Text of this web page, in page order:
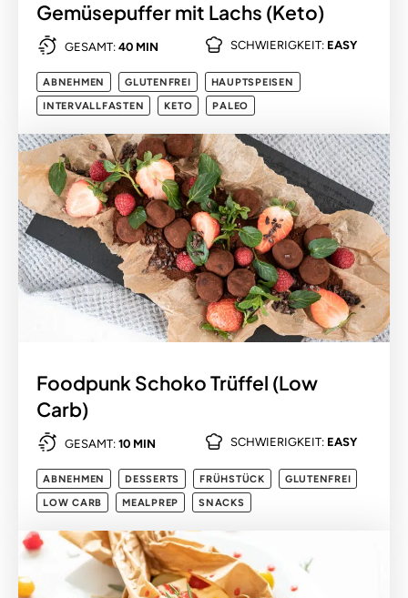
Gemüsepuffer mit Lachs (Keto)
GESAMT: 40 MIN SCHWIERIGKEIT: EASY
ABNEHMEN GLUTENFREI
HAUPTSPEISEN
INTERVALLFASTEN
KETO PALEO
Foodpunk Schoko Trüffel (Low
Carb)
GESAMT: 10 MIN SCHWIERIGKEIT: EASY
ABNEHMEN DESSERTS FRÜHSTÜCK
GLUTENFREI
LOW CARB
MEALPREP SNACKS